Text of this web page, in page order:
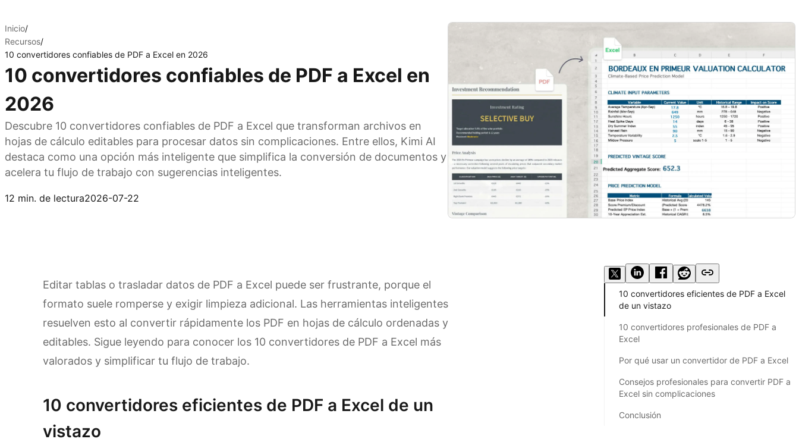
Inicio/
Recursos/
10 convertidores confiables de PDF a Excel en 2026
10 convertidores confiables de PDF a Excel en
2026
Descubre 10 convertidores confiables de PDF a Excel que transforman archivos en
hojas de cálculo editables para procesar datos sin complicaciones. Entre ellos, Kimi AI
destaca como una opción más inteligente que simplifica la conversión de documentos y
acelera tu flujo de trabajo con sugerencias inteligentes.
12 min. de lectura2026-07-22
Editar tablas o trasladar datos de PDF a Excel puede ser frustrante, porque el
formato suele romperse y exigir limpieza adicional. Las herramientas inteligentes
resuelven esto al convertir rápidamente los PDF en hojas de cálculo ordenadas y
editables. Sigue leyendo para conocer los 10 convertidores de PDF a Excel más
valorados y simplificar tu flujo de trabajo.
10 convertidores eficientes de PDF a Excel de un
vistazo
10 convertidores eficientes de PDF a Excel
de un vistazo
10 convertidores profesionales de PDF a
Excel
Por qué usar un convertidor de PDF a Excel
Consejos profesionales para convertir PDF a
Excel sin complicaciones
Conclusión